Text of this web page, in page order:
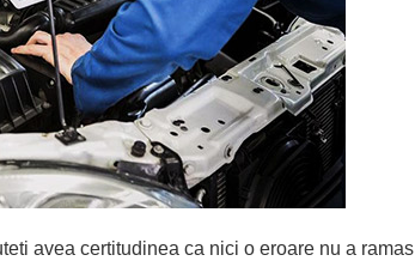
avea certitudinea ca nici o eroare nu a ramas